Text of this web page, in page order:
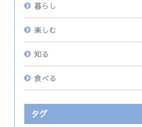
暮らし
楽しむ
知る
食べる
タグ